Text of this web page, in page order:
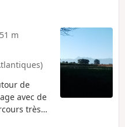
m
de
avec de
très